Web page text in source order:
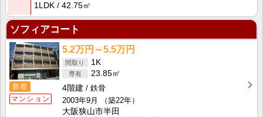
1LDK
42.75㎡
ソフィアコート
新着
マンション
5.2万円～5.5万円
1K
23.85㎡
4階建
鉄骨
2003年9月
（築22年）
大阪狭山市半田